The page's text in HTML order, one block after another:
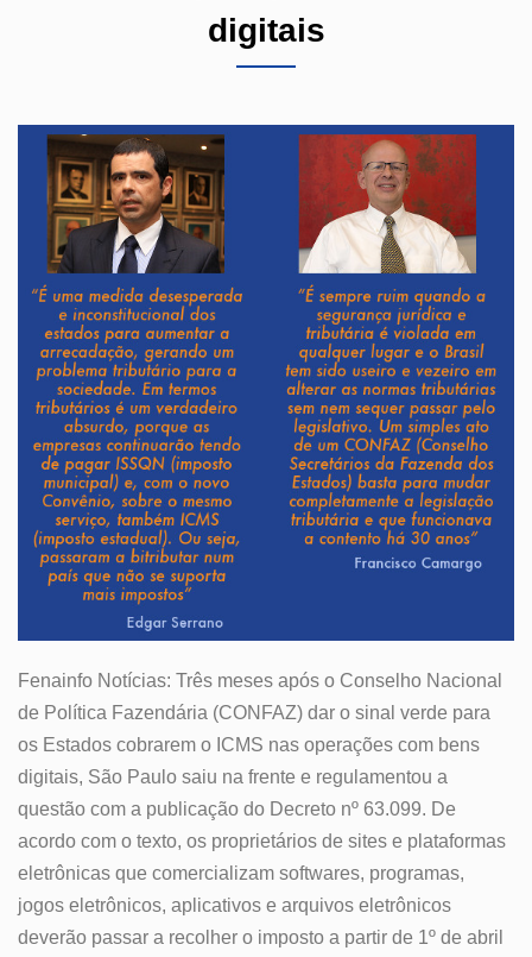
digitais
Fenainfo Notícias: Três meses após o Conselho Nacional
de Política Fazendária (CONFAZ) dar o sinal verde para
os Estados cobrarem o ICMS nas operações com bens
digitais, São Paulo saiu na frente e regulamentou a
questão com a publicação do Decreto nº 63.099. De
acordo com o texto, os proprietários de sites e plataformas
eletrônicas que comercializam softwares, programas,
jogos eletrônicos, aplicativos e arquivos eletrônicos
deverão passar a recolher o imposto a partir de 1º de abril